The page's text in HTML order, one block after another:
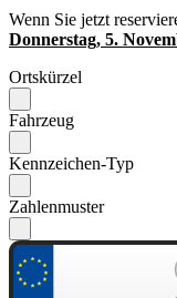
Wenn Sie jetzt
Donnerstag, 5.
Ortskürzel
Fahrzeug
Kennzeichen-Typ
Zahlenmuster